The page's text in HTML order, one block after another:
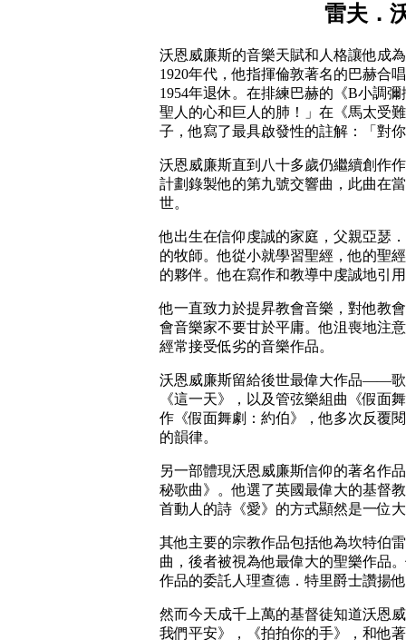
雷夫．
沃恩威廉斯的音樂天賦和人格讓他成
1920年代，他指揮倫敦著名的巴赫合
1954年退休。在排練巴赫的《B小調
聖人的心和巨人的肺！」在《馬太受
子，他寫了最具啟發性的註解：「對
沃恩威廉斯直到八十多歲仍繼續創作
計劃錄製他的第九號交響曲，此曲在
世。
他出生在信仰虔誠的家庭，父親亞瑟
的牧師。他從小就學習聖經，他的聖
的夥伴。他在寫作和教導中虔誠地引
他一直致力於提昇教會音樂，對他教
會音樂家不要甘於平庸。他沮喪地注
經常接受低劣的音樂作品。
沃恩威廉斯留給後世最偉大作品——
《這一天》，以及管弦樂組曲《假面
作《假面舞劇：約伯》，他多次反覆
的韻律。
另一部體現沃恩威廉斯信仰的著名作
秘歌曲》。他選了英國最偉大的基督
首動人的詩《愛》的方式顯然是一位
其他主要的宗教作品包括他為坎特伯
曲，後者被視為他最偉大的聖樂作品
作品的委託人理查德．特里爵士讚揚
然而今天成千上萬的基督徒知道沃恩
我們平安》，《拍拍你的手》，和他